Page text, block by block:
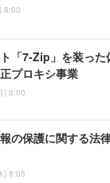
8:00
「7-Zip」を装っ
プロキシ事業
) 8:00
報の保護に関する法
) 8:05